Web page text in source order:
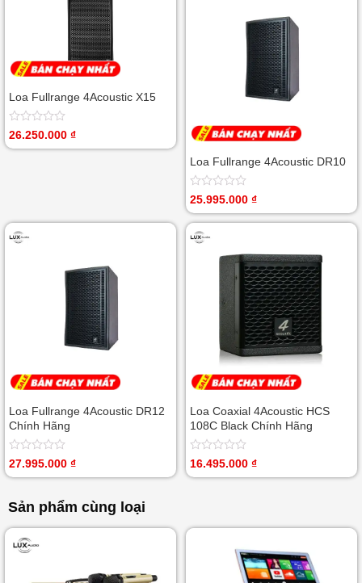
Loa Fullrange 4Acoustic X15
Được
26.250.000 ₫
Loa Fullrange 4Acoustic DR10
Được
hạng
0
5
25.995.000 ₫
Loa Fullrange 4Acoustic DR12
Chính Hãng
Được
5
27.995.000 ₫
Loa Coaxial 4Acoustic HCS
108C Black Chính Hãng
Được
16.495.000 ₫
Sản phẩm cùng loại